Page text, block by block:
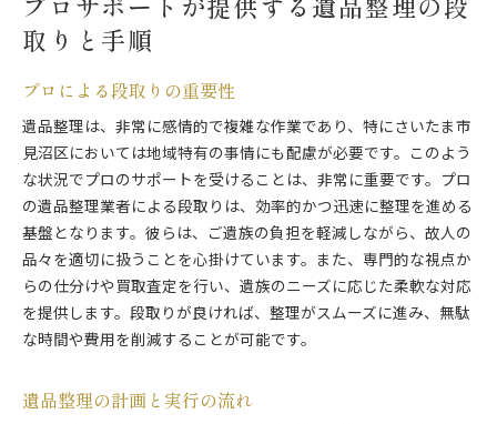
取りと手順
プロによる段取りの重要性
遺品整理は、非常に感情的で複雑な作業であり、特にさいたま市
見沼区においては地域特有の事情にも配慮が必要です。このよう
な状況でプロのサポートを受けることは、非常に重要です。プロ
の遺品整理業者による段取りは、効率的かつ迅速に整理を進める
基盤となります。彼らは、ご遺族の負担を軽減しながら、故人の
品々を適切に扱うことを心掛けています。また、専門的な視点か
らの仕分けや買取査定を行い、遺族のニーズに応じた柔軟な対応
を提供します。段取りが良ければ、整理がスムーズに進み、無駄
な時間や費用を削減することが可能です。
遺品整理の計画と実行の流れ